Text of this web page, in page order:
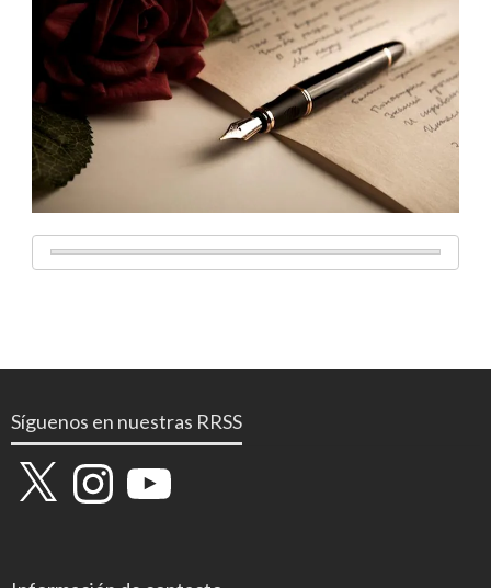
Síguenos en nuestras RRSS
X InstagramYouTube